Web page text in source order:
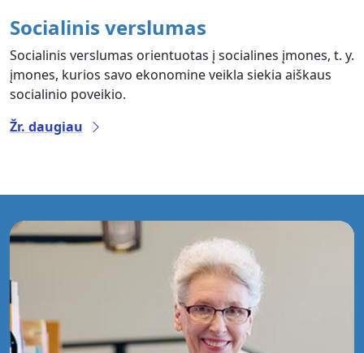
Socialinis verslumas
Socialinis verslumas orientuotas į socialines įmones, t. y.
įmones, kurios savo ekonomine veikla siekia aiškaus
socialinio poveikio.
Žr. daugiau